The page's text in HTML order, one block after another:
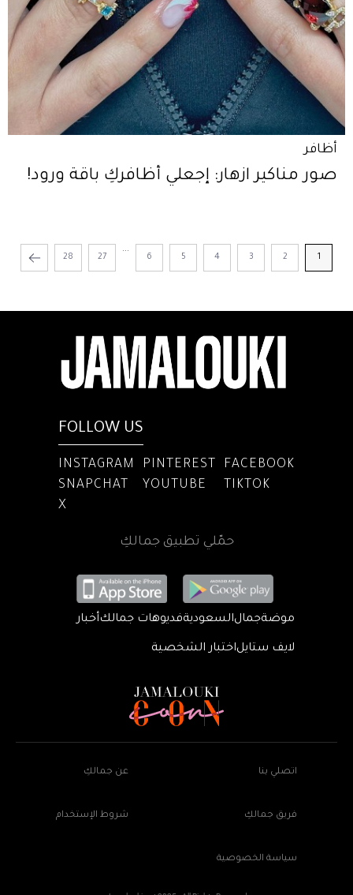
أظافر
صور مناكير ازهار: إجعلي أظافركِ باقة ورود!
1
2
3
4
5
6
...
27
28
FOLLOW US
INSTAGRAM PINTEREST
FACEBOOK
SNAPCHAT
YOUTUBE
TIKTOK
X
حمّلي تطبيق جمالكِ
موضةجمالالسعوديةفديوهات جمالكأخبار
لايف ستايلاختبار الشخصية
اتصلي بنا عن جمالكِ
فريق جمالكِ شروط الإستخدام
سياسة الخصوصية